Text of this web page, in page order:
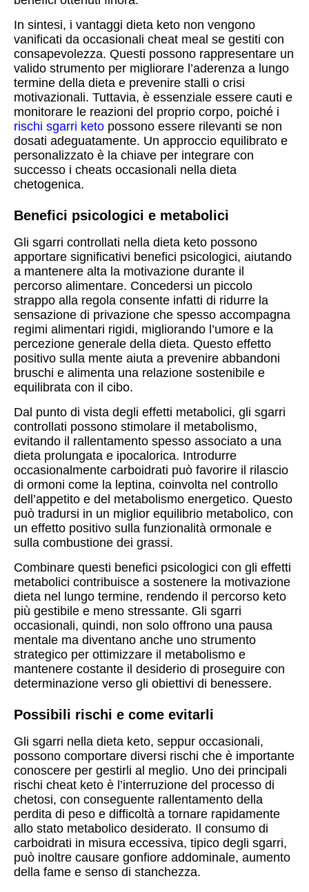
In sintesi, i vantaggi dieta keto non vengono
vanificati da occasionali cheat meal se gestiti con
consapevolezza. Questi possono rappresentare un
valido strumento per migliorare l’aderenza a lungo
termine della dieta e prevenire stalli o crisi
motivazionali. Tuttavia, è essenziale essere cauti e
monitorare le reazioni del proprio corpo, poiché i
rischi sgarri keto possono essere rilevanti se non
dosati adeguatamente. Un approccio equilibrato e
personalizzato è la chiave per integrare con
successo i cheats occasionali nella dieta
chetogenica.
Benefici psicologici e metabolici
Gli sgarri controllati nella dieta keto possono
apportare significativi benefici psicologici, aiutando
a mantenere alta la motivazione durante il
percorso alimentare. Concedersi un piccolo
strappo alla regola consente infatti di ridurre la
sensazione di privazione che spesso accompagna
regimi alimentari rigidi, migliorando l’umore e la
percezione generale della dieta. Questo effetto
positivo sulla mente aiuta a prevenire abbandoni
bruschi e alimenta una relazione sostenibile e
equilibrata con il cibo.
Dal punto di vista degli effetti metabolici, gli sgarri
controllati possono stimolare il metabolismo,
evitando il rallentamento spesso associato a una
dieta prolungata e ipocalorica. Introdurre
occasionalmente carboidrati può favorire il rilascio
di ormoni come la leptina, coinvolta nel controllo
dell’appetito e del metabolismo energetico. Questo
può tradursi in un miglior equilibrio metabolico, con
un effetto positivo sulla funzionalità ormonale e
sulla combustione dei grassi.
Combinare questi benefici psicologici con gli effetti
metabolici contribuisce a sostenere la motivazione
dieta nel lungo termine, rendendo il percorso keto
più gestibile e meno stressante. Gli sgarri
occasionali, quindi, non solo offrono una pausa
mentale ma diventano anche uno strumento
strategico per ottimizzare il metabolismo e
mantenere costante il desiderio di proseguire con
determinazione verso gli obiettivi di benessere.
Possibili rischi e come evitarli
Gli sgarri nella dieta keto, seppur occasionali,
possono comportare diversi rischi che è importante
conoscere per gestirli al meglio. Uno dei principali
rischi cheat keto è l’interruzione del processo di
chetosi, con conseguente rallentamento della
perdita di peso e difficoltà a tornare rapidamente
allo stato metabolico desiderato. Il consumo di
carboidrati in misura eccessiva, tipico degli sgarri,
può inoltre causare gonfiore addominale, aumento
della fame e senso di stanchezza.